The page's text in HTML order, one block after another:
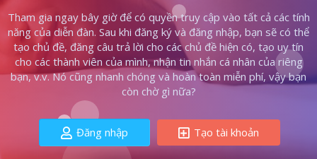
Tham gia ngay bây giờ để có quyền truy cập vào tất cả các tính
năng của diễn đàn. Sau khi đăng ký và đăng nhập, bạn sẽ có thể
tạo chủ đề, đăng câu trả lời cho các chủ đề hiện có, tạo uy tín
cho các thành viên của mình, nhận tin nhắn cá nhân của riêng
bạn, v.v. Nó cũng nhanh chóng và hoàn toàn miễn phí, vậy bạn
còn chờ gì nữa?
Đăng nhập Tạo tài khoản